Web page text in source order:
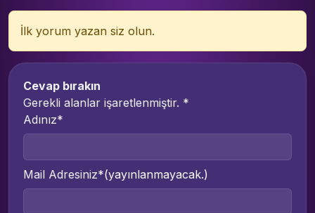
İlk yorum yazan siz olun.
Cevap bırakın
Gerekli alanlar işaretlenmiştir. *
Adınız*
Mail Adresiniz*(yayınlanmayacak.)